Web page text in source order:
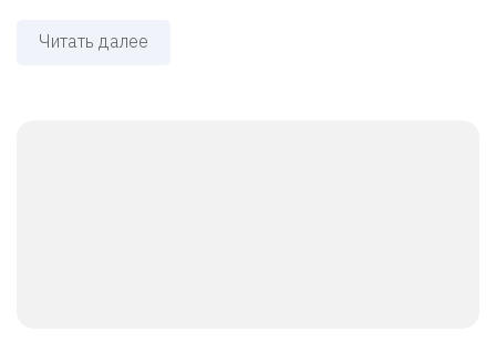
Читать далее